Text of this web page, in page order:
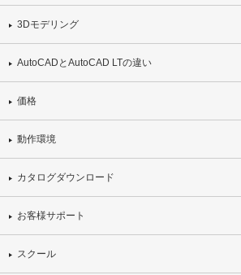
3Dモデリング
AutoCADとAutoCAD LTの違い
価格
動作環境
カタログダウンロード
お客様サポート
スクール